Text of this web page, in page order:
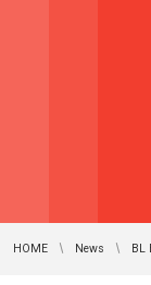
HOME News BL